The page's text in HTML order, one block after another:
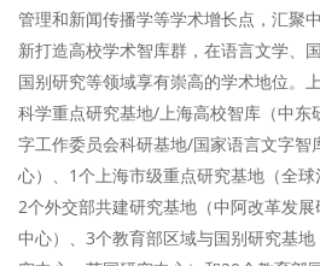
管理和新闻传播学等学术增长点，汇聚
新打造高校学术智库群，在语言文学、
国别研究等领域享有崇高的学术地位。
科学重点研究基地/上海高校智库（中东
字工作委员会科研基地/国家语言文字智
心）、1个上海市级重点研究基地（全球
2个外交部共建研究基地（中阿改革发
中心）、3个教育部区域与国别研究基